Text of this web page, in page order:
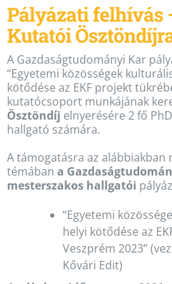
Pályázati felhívás
Kutatói
A Gazdaságtudományi Kar
“Egyetemi közösségek
kötődése az EKF projekt
kutatócsoport munkájának
Ösztöndíj elnyerésére 2 fő
hallgató számára.
A támogatásra az
témában a
mesterszakos hallgatói
“Egyetemi
helyi kötődése az
Veszprém 2023”
Kővári Edit)